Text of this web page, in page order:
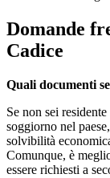
Domande
Cadice
Quali documenti
Se non sei
soggiorno nel
solvibilità
Comunque, è
essere richiesti a